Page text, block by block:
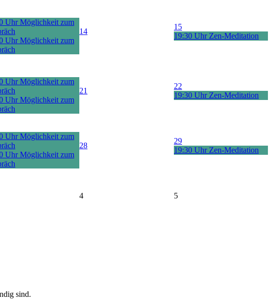
Uhr Möglichkeit zum
Uhr Möglichkeit zum
14
15
19:30 Uhr Zen-Meditation
Uhr Möglichkeit zum
Uhr Möglichkeit zum
21
22
19:30 Uhr Zen-Meditation
Uhr Möglichkeit zum
Uhr Möglichkeit zum
28
29
19:30 Uhr Zen-Meditation
4 5
sind.